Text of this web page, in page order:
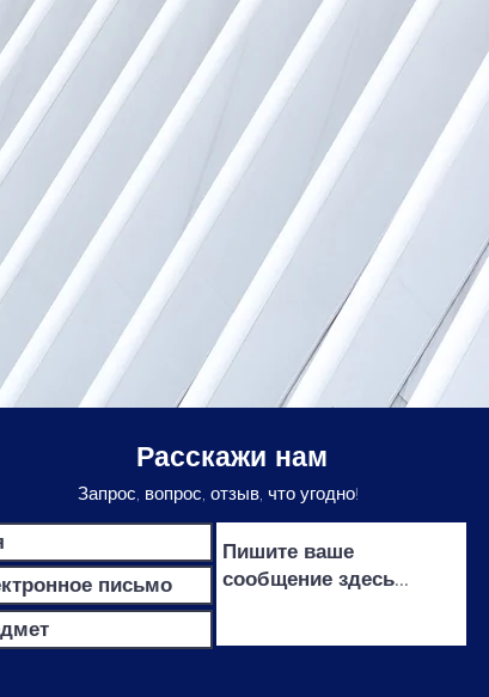
Расскажи нам
Запрос, вопрос, отзыв, что угодно!